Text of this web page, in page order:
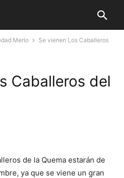
Merlo
Se vienen Los Caballeros
Caballeros del
de la Quema estarán de
ya que se viene un gran